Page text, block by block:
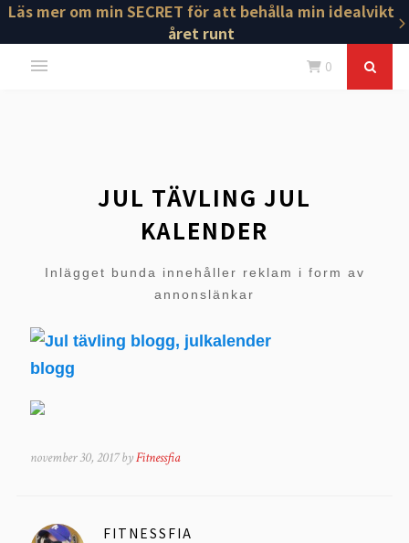
Läs mer om min SECRET för att behålla min idealvikt
året runt
0
JUL TÄVLING JUL
KALENDER
Inlägget bunda innehåller reklam i form av
annonslänkar
november 30, 2017 byFitnessfia
FITNESSFIA